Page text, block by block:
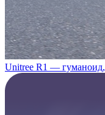
Unitree R1 — гуманоид,